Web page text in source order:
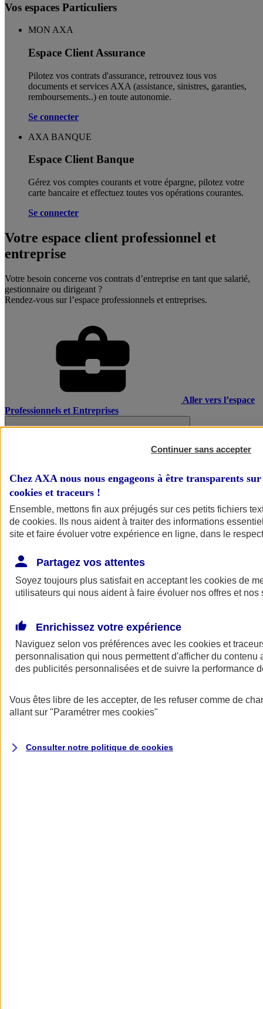
Vos espaces Particuliers
MON AXA
Espace Client Assurance
Pilotez vos contrats d'assurance, retrouvez tous vos
documents et services AXA (assistance, sinistres, garanties,
remboursements..) en toute autonomie. ​
Se connecter
AXA BANQUE
Espace Client Banque
Gérez vos comptes courants et votre épargne, pilotez votre
carte bancaire et effectuez toutes vos opérations courantes.
Se connecter
Votre espace client professionnel et
entreprise
Votre besoin concerne vos contrats d’entreprise en tant que salarié,
gestionnaire ou dirigeant ?
Rendez-vous sur l’espace professionnels et entreprises.
Aller vers l’espace
Professionnels et Entreprises
AXA Assurance
Continuer sans accepter
Chez AXA nous nous engageons à être transparents
cookies et traceurs !
Ensemble, mettons fin aux préjugés sur ces petits fichiers
de cookies. Ils nous aident à traiter des informations
site et faire évoluer votre expérience en ligne, dans le
Partagez vos attentes
Soyez toujours plus satisfait en acceptant les cookies de
utilisateurs qui nous aident à faire évoluer nos offres et nos
Enrichissez votre expérience
Naviguez selon vos préférences avec les cookies et
personnalisation qui nous permettent d'afficher du contenu
des publicités personnalisées et de suivre la performance
Vous êtes libre de les accepter, de les refuser comme de
allant sur "Paramétrer mes cookies"
Consulter notre politique de cookies